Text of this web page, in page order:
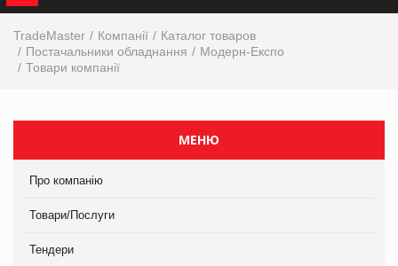
TradeMaster Компанії
Каталог товаров
Постачальники обладнання
Модерн-Експо
Товари компанії
МЕНЮ
Про компанію
Товари/Послуги
Тендери